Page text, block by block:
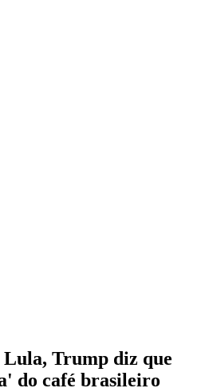
Lula, Trump diz que
do café brasileiro